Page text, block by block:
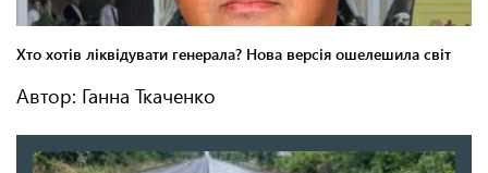
Автор: Ганна Ткаченко